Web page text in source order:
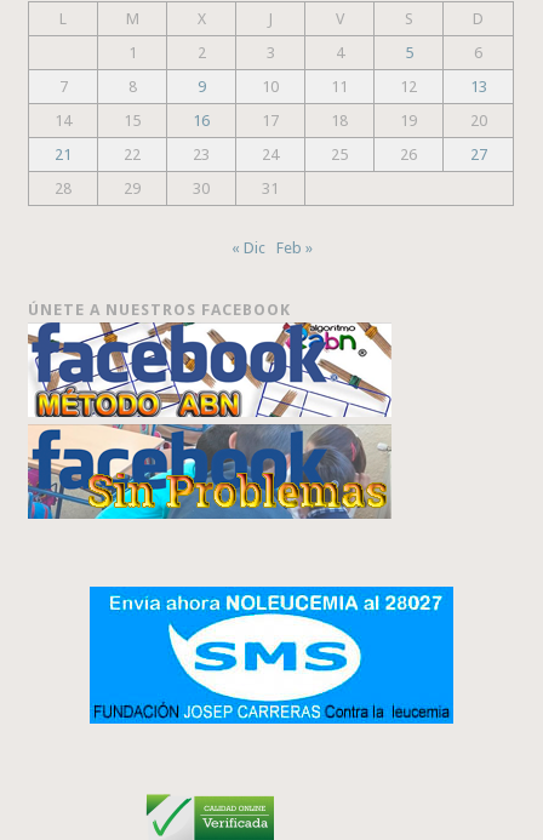
L
M X J V S
D
1
2 3 4 5
6
7
8 9 10 11 12
13
14
15 16 17 18 19
20
21
22 23 24 25 26
27
28
29 30 31
« Dic Feb »
ÚNETE A NUESTROS FACEBOOK